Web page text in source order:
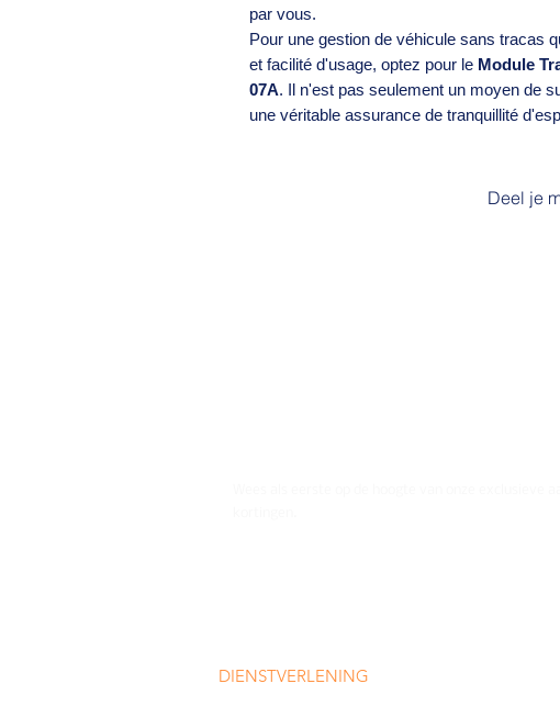
par vous.
Pour une gestion de véhicule sans tracas
et facilité d'usage, optez pour le Module
07A. Il n'est pas seulement un moyen de
une véritable assurance de tranquillité
Deel je
DIENSTVERLENING